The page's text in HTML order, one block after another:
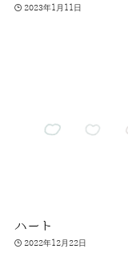
2023年1月11日
ハート
2022年12月22日